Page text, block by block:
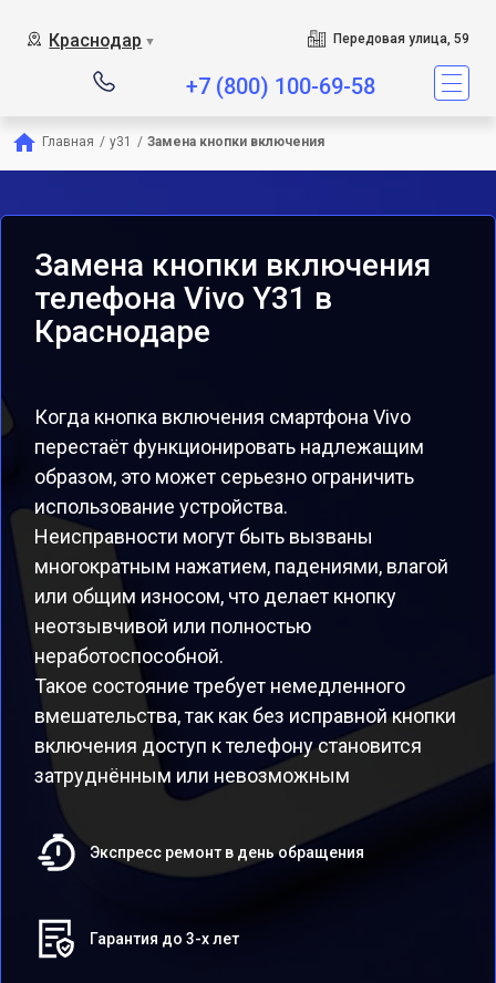
Краснодар ▼ Передовая улица, 59
+7 (800) 100-69-58
Главная / y31 / Замена кнопки включения
Замена кнопки включения
телефона Vivo Y31 в
Краснодаре
Когда кнопка включения смартфона Vivo
перестаёт функционировать надлежащим
образом, это может серьезно ограничить
использование устройства.
Неисправности могут быть вызваны
многократным нажатием, падениями, влагой
или общим износом, что делает кнопку
неотзывчивой или полностью
неработоспособной.
Такое состояние требует немедленного
вмешательства, так как без исправной кнопки
включения доступ к телефону становится
затруднённым или невозможным
Экспресс ремонт в день обращения
Гарантия до 3-х лет